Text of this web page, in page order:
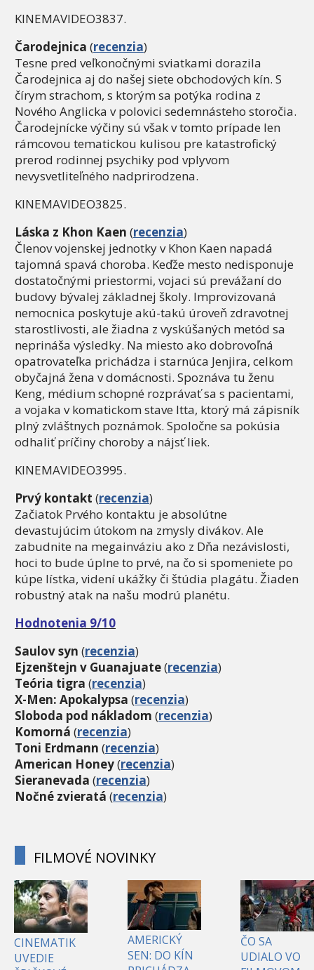
KINEMAVIDEO3837.
Čarodejnica (recenzia)
Tesne pred veľkonočnými sviatkami dorazila
Čarodejnica aj do našej siete obchodových kín. S
čírym strachom, s ktorým sa potýka rodina z
Nového Anglicka v polovici sedemnásteho storočia.
Čarodejnícke výčiny sú však v tomto prípade len
rámcovou tematickou kulisou pre katastrofický
prerod rodinnej psychiky pod vplyvom
nevysvetliteľného nadprirodzena.
KINEMAVIDEO3825.
Láska z Khon Kaen (recenzia)
Členov vojenskej jednotky v Khon Kaen napadá
tajomná spavá choroba. Keďže mesto nedisponuje
dostatočnými priestormi, vojaci sú prevážaní do
budovy bývalej základnej školy. Improvizovaná
nemocnica poskytuje akú-takú úroveň zdravotnej
starostlivosti, ale žiadna z vyskúšaných metód sa
neprináša výsledky. Na miesto ako dobrovoľná
opatrovateľka prichádza i starnúca Jenjira, celkom
obyčajná žena v domácnosti. Spoznáva tu ženu
Keng, médium schopné rozprávať sa s pacientami,
a vojaka v komatickom stave Itta, ktorý má zápisník
plný zvláštnych poznámok. Spoločne sa pokúsia
odhaliť príčiny choroby a nájsť liek.
KINEMAVIDEO3995.
Prvý kontakt (recenzia)
Začiatok Prvého kontaktu je absolútne
devastujúcim útokom na zmysly divákov. Ale
zabudnite na megainváziu ako z Dňa nezávislosti,
hoci to bude úplne to prvé, na čo si spomeniete po
kúpe lístka, videní ukážky či štúdia plagátu. Žiaden
robustný atak na našu modrú planétu.
Hodnotenia 9/10
Saulov syn (recenzia)
Ejzenštejn v Guanajuate(recenzia)
Teória tigra (recenzia)
X-Men: Apokalypsa (recenzia)
Sloboda pod nákladom (recenzia)
Komorná (recenzia)
Toni Erdmann (recenzia)
American Honey(recenzia)
Sieranevada (recenzia)
Nočné zvieratá (recenzia)
FILMOVÉ NOVINKY
CINEMATIK
UVEDIE
AMERICKÝ
SEN: DO KÍN
ČO SA
UDIALO VO